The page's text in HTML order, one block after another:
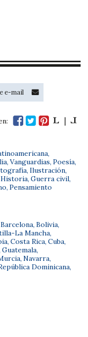
,
, Vanguardias, Poesía,
, Ilustración,
Historia, Guerra civil,
, Pensamiento
Barcelona, Bolivia,
La Mancha,
, Costa Rica, Cuba,
Guatemala,
, Navarra,
Dominicana,